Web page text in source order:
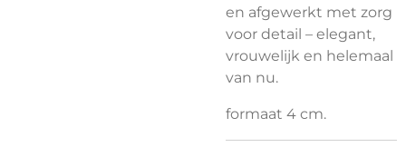
en afgewerkt met zorg
voor detail – elegant,
vrouwelijk en helemaal
van nu.
formaat 4 cm.